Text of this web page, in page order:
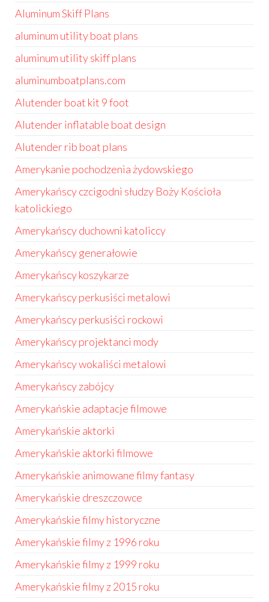
Aluminum Skiff Plans
aluminum utility boat plans
aluminum utility skiff plans
aluminumboatplans.com
Alutender boat kit 9 foot
Alutender inflatable boat design
Alutender rib boat plans
Amerykanie pochodzenia żydowskiego
Amerykańscy czcigodni słudzy Boży Kościoła
katolickiego
Amerykańscy duchowni katoliccy
Amerykańscy generałowie
Amerykańscy koszykarze
Amerykańscy perkusiści metalowi
Amerykańscy perkusiści rockowi
Amerykańscy projektanci mody
Amerykańscy wokaliści metalowi
Amerykańscy zabójcy
Amerykańskie adaptacje filmowe
Amerykańskie aktorki
Amerykańskie aktorki filmowe
Amerykańskie animowane filmy fantasy
Amerykańskie dreszczowce
Amerykańskie filmy historyczne
Amerykańskie filmy z 1996 roku
Amerykańskie filmy z 1999 roku
Amerykańskie filmy z 2015 roku